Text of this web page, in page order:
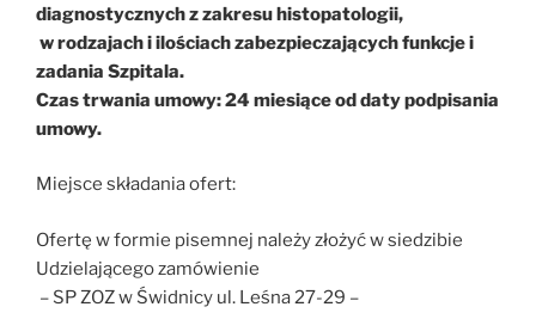
diagnostycznych z zakresu histopatologii,
w rodzajach i ilościach zabezpieczających funkcje i
zadania Szpitala.
Czas trwania umowy: 24 miesiące od daty podpisania
umowy.
Miejsce składania ofert:
Ofertę w formie pisemnej należy złożyć w siedzibie
Udzielającego zamówienie
– SP ZOZ w Świdnicy ul. Leśna 27-29 –